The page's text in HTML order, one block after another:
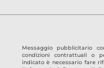
Messaggio pubblicitario
condizioni contrattuali o
indicato è necessario fare